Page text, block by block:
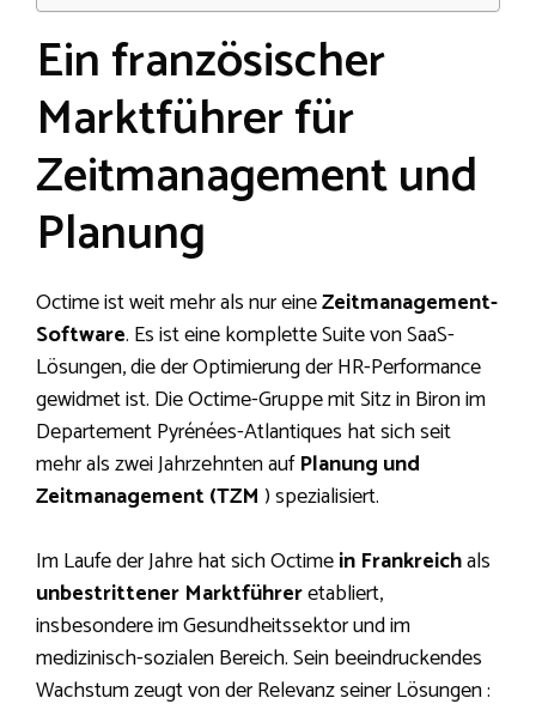
Ein französischer
Marktführer für
Zeitmanagement und
Planung
Octime ist weit mehr als nur eineZeitmanagement-
Software. Es ist eine komplette Suite von SaaS-
Lösungen, die der Optimierung der HR-Performance
gewidmet ist. Die Octime-Gruppe mit Sitz in Biron im
Departement Pyrénées-Atlantiques hat sich seit
mehr als zwei Jahrzehnten aufPlanung und
Zeitmanagement (TZM ) spezialisiert.
Im Laufe der Jahre hat sich Octimein Frankreichals
unbestrittener Marktführeretabliert,
insbesondere im Gesundheitssektor und im
medizinisch-sozialen Bereich. Sein beeindruckendes
Wachstum zeugt von der Relevanz seiner Lösungen :